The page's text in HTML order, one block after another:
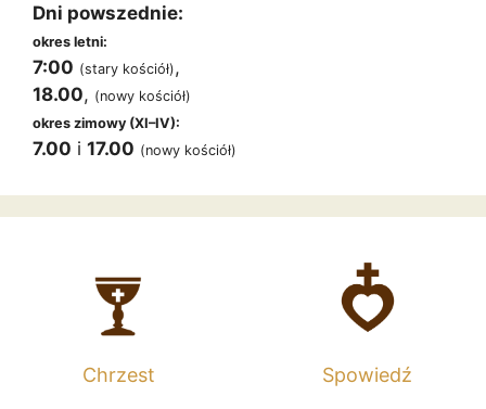
Dni powszednie:
okres letni:
7:00 (stary kościół),
18.00, (nowy kościół)
okres zimowy (XI–IV):
7.00 i 17.00 (nowy kościół)
Chrzest Spowiedź